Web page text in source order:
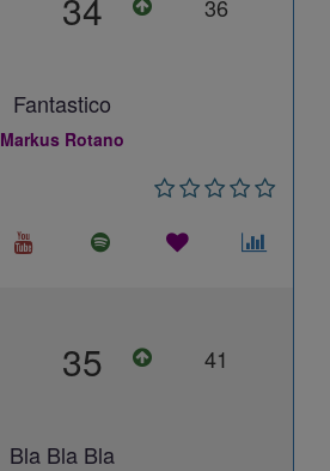
36
Fantastico
Markus Rotano
35 41
Bla Bla Bla